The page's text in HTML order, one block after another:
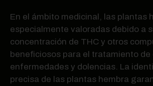
En el ámbito medicinal, las plantas
especialmente valoradas debido a
concentración de THC y otros
beneficiosos para el tratamiento de
enfermedades y dolencias. La
precisa de las plantas hembra